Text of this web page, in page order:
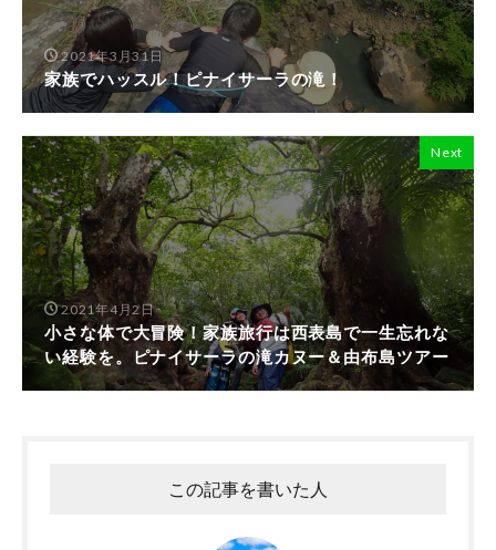
2021年3月31日
家族でハッスル！ピナイサーラの滝！
Next
2021年4月2日
小さな体で大冒険！家族旅行は西表島で一生忘れな
い経験を。ピナイサーラの滝カヌー＆由布島ツアー
この記事を書いた人